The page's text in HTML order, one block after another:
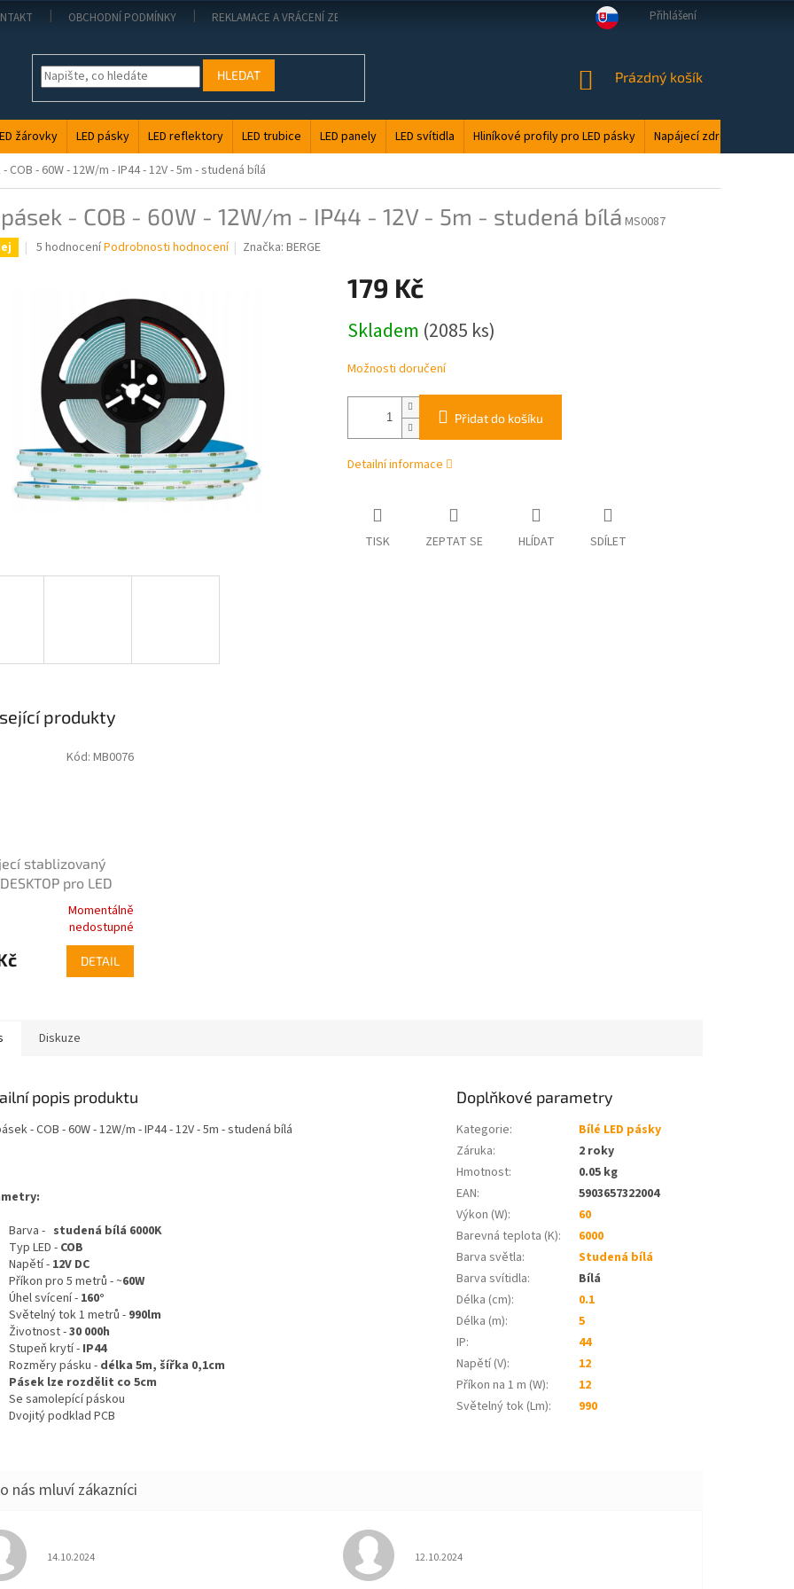
OBCHODNÍ PODMÍNKY REKLAMACE A VRÁCENÍ ZBOŽÍ LED ODPAD PODMÍNKY OCHRANY
Přihlášení
HLEDAT
NÁKUPNÍ
Prázdný košík
žárovky LED pásky LED reflektory LED trubice LED panely LED svítidla Hliníkové profily pro LED pásky Napájecí zdroje
COB - 60W - 12W/m - IP44 - 12V - 5m - studená bílá
pásek - COB - 60W - 12W/m - IP44 - 12V - 5m - studená bílá MS0087
Průměrné
hvězdiček.
5 hodnoceníPodrobnosti hodnocení Značka:BERGE
179 Kč
cena:
Skladem (2085 ks)
Možnosti doručení
Přidat do košíku
Detailní informace
TISK ZEPTAT SE HLÍDAT SDÍLET
produkty
stablizovaný
pro LED
Momentálně
nedostupné
DETAIL
Kód: MB0076
Diskuze
popis produktu
- COB - 60W - 12W/m - IP44 - 12V - 5m - studená bílá
Barva - studená bílá 6000K
Typ LED - COB
Napětí - 12V DC
Příkon pro 5 metrů - ~60W
Úhel svícení - 160°
Světelný tok 1 metrů - 990lm
Životnost -30 000h
Stupeň krytí - IP44
Rozměry pásku - délka 5m, šířka 0,1cm
Pásek lze rozdělit co 5cm
Se samolepící páskou
Dvojitý podklad PCB
Doplňkové parametry
Kategorie:
Bílé LED pásky
Záruka:
2 roky
Hmotnost:
0.05 kg
EAN:
5903657322004
Výkon (W):
60
Barevná teplota (K):
6000
Barva světla:
Studená bílá
Barva svítidla:
Bílá
Délka (cm):
0.1
Délka (m):
5
IP:
44
Napětí (V):
12
Příkon na 1 m (W):
12
Světelný tok (Lm): 990
Hodnocení obchodu je 5 z 5 hvězdiček.
14.10.2024 Hodnocení obchodu je 5 z 5 hvězdiček.
12.10.2024